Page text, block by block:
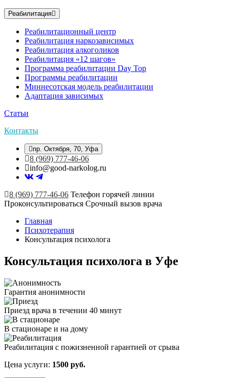
Реабилитация
Реабилитационный центр
Реабилитация наркозависимых
Реабилитация алкоголиков
Реабилитация «12 шагов»
Программа реабилитации Day Top
Программы реабилитации
Миннесотская модель реабилитации
Адаптация зависимых
Статьи
Контакты
пр. Октября, 70, Уфа
8 (969) 777-46-06
info@good-narkolog.ru
8 (969) 777-46-06 Телефон горячей линии
Проконсультироваться Срочный вызов врача
Главная
Психотерапия
Консультация психолога
Консультация психолога в Уфе
Гарантия анонимности
Приезд врача в течении 40 минут
В стационаре и на дому
Реабилитация с пожизненной гарантией от срыва
Цена услуги: 1500 руб.